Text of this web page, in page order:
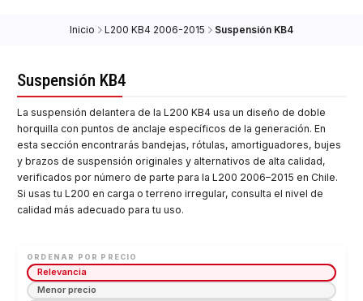
Inicio L200 KB4 2006-2015 Suspensión KB4
Suspensión KB4
La suspensión delantera de la L200 KB4 usa un diseño de doble
horquilla con puntos de anclaje específicos de la generación. En
esta sección encontrarás bandejas, rótulas, amortiguadores, bujes
y brazos de suspensión originales y alternativos de alta calidad,
verificados por número de parte para la L200 2006–2015 en Chile.
Si usas tu L200 en carga o terreno irregular, consulta el nivel de
calidad más adecuado para tu uso.
ORDENAR POR PRECIO
Relevancia
Menor precio